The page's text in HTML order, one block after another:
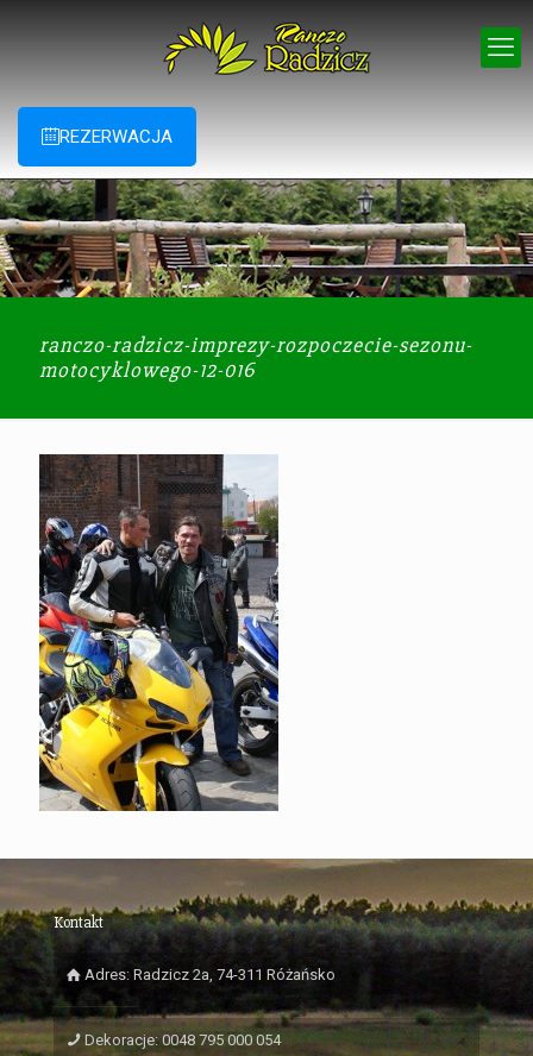
REZERWACJA
ranczo-radzicz-imprezy-rozpoczecie-sezonu-
motocyklowego-12-016
Kontakt
Adres: Radzicz 2a, 74-311 Różańsko
Dekoracje: 0048 795 000 054